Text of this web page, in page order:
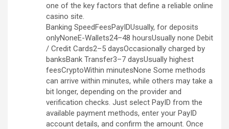
one of the key factors that define a reliable online
casino site.
Banking SpeedFeesPayIDUsually, for deposits
onlyNoneE-Wallets24–48 hoursUsually none Debit
/ Credit Cards2–5 daysOccasionally charged by
banksBank Transfer3–7 daysUsually highest
feesCryptoWithin minutesNone Some methods
can arrive within minutes, while others may take a
bit longer, depending on the provider and
verification checks. Just select PayID from the
available payment methods, enter your PayID
account details, and confirm the amount. Once